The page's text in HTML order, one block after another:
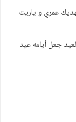
عمري و ياريت
جعل أيامه عيد